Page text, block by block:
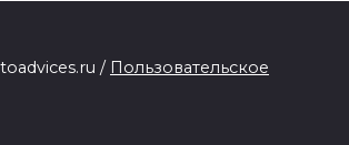
/ Пользовательское